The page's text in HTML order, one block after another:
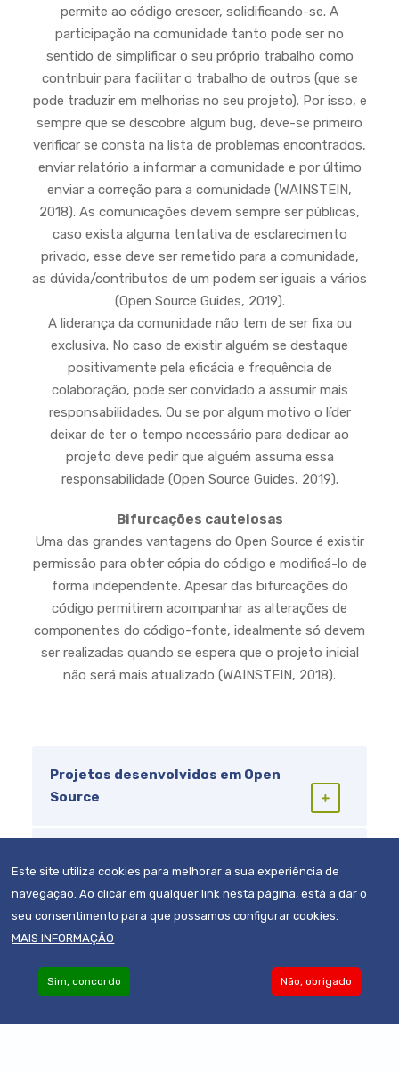
permite ao código crescer, solidificando-se. A
participação na comunidade tanto pode ser no
sentido de simplificar o seu próprio trabalho como
contribuir para facilitar o trabalho de outros (que se
pode traduzir em melhorias no seu projeto). Por isso, e
sempre que se descobre algum bug, deve-se primeiro
verificar se consta na lista de problemas encontrados,
enviar relatório a informar a comunidade e por último
enviar a correção para a comunidade (WAINSTEIN,
2018). As comunicações devem sempre ser públicas,
caso exista alguma tentativa de esclarecimento
privado, esse deve ser remetido para a comunidade,
as dúvida/contributos de um podem ser iguais a vários
(Open Source Guides, 2019).
A liderança da comunidade não tem de ser fixa ou
exclusiva. No caso de existir alguém se destaque
positivamente pela eficácia e frequência de
colaboração, pode ser convidado a assumir mais
responsabilidades. Ou se por algum motivo o líder
deixar de ter o tempo necessário para dedicar ao
projeto deve pedir que alguém assuma essa
responsabilidade (Open Source Guides, 2019).
Bifurcações cautelosas
Uma das grandes vantagens do Open Source é existir
permissão para obter cópia do código e modificá-lo de
forma independente. Apesar das bifurcações do
código permitirem acompanhar as alterações de
componentes do código-fonte, idealmente só devem
ser realizadas quando se espera que o projeto inicial
não será mais atualizado (WAINSTEIN, 2018).
Projetos desenvolvidos em Open
Source
Este site utiliza cookies para melhorar a sua experiência de
navegação. Ao clicar em qualquer link nesta página, está a dar o
seu consentimento para que possamos configurar cookies.
MAIS INFORMAÇÃO
Não, obrigado
Sim, concordo